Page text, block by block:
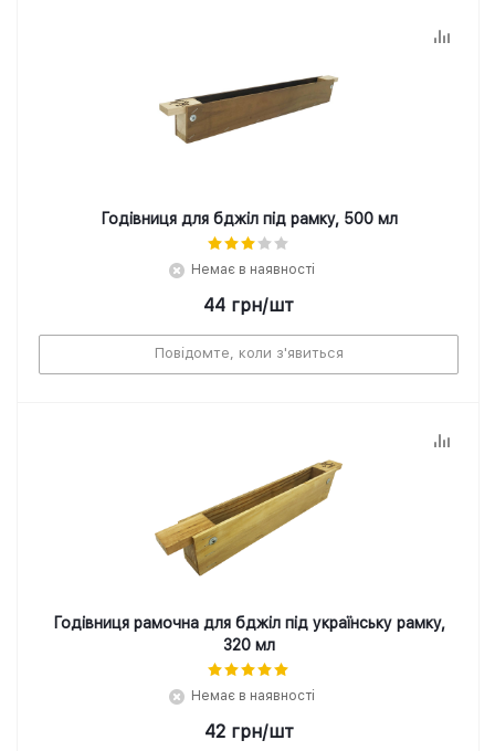
Годівниця для бджіл під рамку, 500 мл
Немає в наявності
44 грн/шт
Повідомте, коли з'явиться
Годівниця рамочна для бджіл під українську рамку,
320 мл
Немає в наявності
42грн/шт